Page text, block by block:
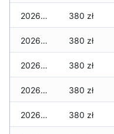
2026-07-09 380 zł
2026-07-08 380 zł
2026-07-07 380 zł
2026-07-06 380 zł
2026-07-05 380 zł